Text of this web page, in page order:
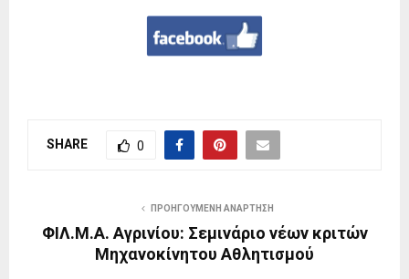
SHARE 0
ΠΡΟΗΓΟΎΜΕΝΗ ΑΝΆΡΤΗΣΗ
ΦΙΛ.Μ.Α. Αγρινίου: Σεμινάριο νέων κριτών
Μηχανοκίνητου Αθλητισμού